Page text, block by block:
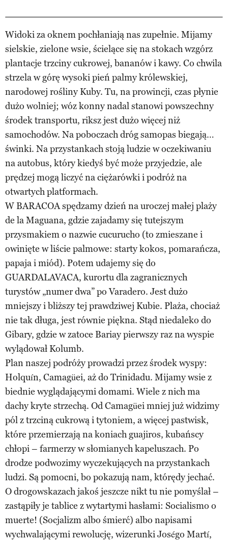
Widoki za oknem pochłaniają nas zupełnie. Mijamy
sielskie, zielone wsie, ścielące się na stokach wzgórz
plantacje trzciny cukrowej, bananów i kawy. Co chwila
strzela w górę wysoki pień palmy królewskiej,
narodowej rośliny Kuby. Tu, na prowincji, czas płynie
dużo wolniej; wóz konny nadal stanowi powszechny
środek transportu, riksz jest dużo więcej niż
samochodów. Na poboczach dróg samopas biegają…
świnki. Na przystankach stoją ludzie w oczekiwaniu
na autobus, który kiedyś być może przyjedzie, ale
prędzej mogą liczyć na ciężarówki i podróż na
otwartych platformach.
W BARACOA spędzamy dzień na uroczej małej plaży
de la Maguana, gdzie zajadamy się tutejszym
przysmakiem o nazwie cucurucho (to zmieszane i
owinięte w liście palmowe: starty kokos, pomarańcza,
papaja i miód). Potem udajemy się do
GUARDALAVACA, kurortu dla zagranicznych
turystów „numer dwa” po Varadero. Jest dużo
mniejszy i bliższy tej prawdziwej Kubie. Plaża, chociaż
nie tak długa, jest równie piękna. Stąd niedaleko do
Gibary, gdzie w zatoce Bariay pierwszy raz na wyspie
wylądował Kolumb.
Plan naszej podróży prowadzi przez środek wyspy:
Holquín, Camagüei, aż do Trinidadu. Mijamy wsie z
biednie wyglądającymi domami. Wiele z nich ma
dachy kryte strzechą. Od Camagüei mniej już widzimy
pól z trzciną cukrową i tytoniem, a więcej pastwisk,
które przemierzają na koniach guajiros, kubańscy
chłopi – farmerzy w słomianych kapeluszach. Po
drodze podwozimy wyczekujących na przystankach
ludzi. Są pomocni, bo pokazują nam, którędy jechać.
O drogowskazach jakoś jeszcze nikt tu nie pomyślał –
zastąpiły je tablice z wytartymi hasłami: Socialismo o
muerte! (Socjalizm albo śmierć) albo napisami
wychwalającymi rewolucję, wizerunki Joségo Martí,